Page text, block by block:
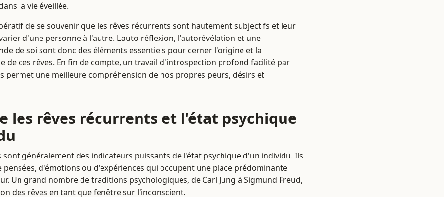
la vie éveillée.
de se souvenir que les rêves récurrents sont hautement subjectifs et leur
d'une personne à l'autre. L'auto-réflexion, l'autorévélation et une
de soi sont donc des éléments essentiels pour cerner l'origine et la
de ces rêves. En fin de compte, un travail d'introspection profond facilité par
permet une meilleure compréhension de nos propres peurs, désirs et
les rêves récurrents et l'état psychique
sont généralement des indicateurs puissants de l'état psychique d'un individu. Ils
pensées, d'émotions ou d'expériences qui occupent une place prédominante
Un grand nombre de traditions psychologiques, de Carl Jung à Sigmund Freud,
des rêves en tant que fenêtre sur l'inconscient.